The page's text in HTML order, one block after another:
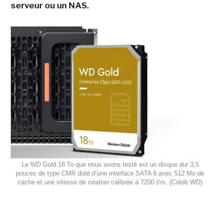
serveur ou un NAS.
Le WD Gold 18 To que nous avons testé est un disque dur 3,5
pouces de type CMR doté d’une interface SATA 6 avec 512 Mo de
cache et une vitesse de rotation calibrée à 7200 t/m. (Crédit WD)